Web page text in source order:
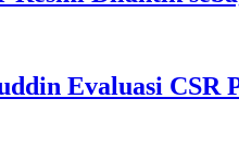
Evaluasi CSR